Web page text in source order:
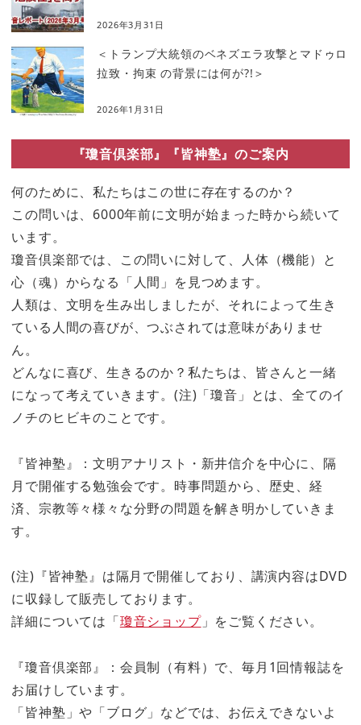
2026年3月31日
＜トランプ大統領のベネズエラ攻撃とマドゥロ
拉致・拘束 の背景には何が?!＞
2026年1月31日
『瓊音倶楽部』『皆神塾』のご案内
何のために、私たちはこの世に存在するのか？
この問いは、6000年前に文明が始まった時から続いて
います。
瓊音倶楽部では、この問いに対して、人体（機能）と
心（魂）からなる「人間」を見つめます。
人類は、文明を生み出しましたが、それによって生き
ている人間の喜びが、つぶされては意味がありませ
ん。
どんなに喜び、生きるのか？私たちは、皆さんと一緒
になって考えていきます。(注)「瓊音」とは、全てのイ
ノチのヒビキのことです。
『皆神塾』：文明アナリスト・新井信介を中心に、隔
月で開催する勉強会です。時事問題から、歴史、経
済、宗教等々様々な分野の問題を解き明かしていきま
す。
(注)『皆神塾』は隔月で開催しており、講演内容はDVD
に収録して販売しております。
詳細については「瓊音ショップ」をご覧ください。
『瓊音倶楽部』：会員制（有料）で、毎月1回情報誌を
お届けしています。
「皆神塾」や「ブログ」などでは、お伝えできないよ